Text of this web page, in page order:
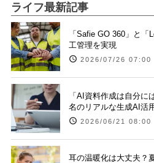
ライフ最新記事
「Safie GO 360」と
工管理を実現
2026/07/26 07:00
「AI資料作成は自分に
名のリアルな生成AI活
2026/06/21 08:00
耳の温暖化は大丈夫？